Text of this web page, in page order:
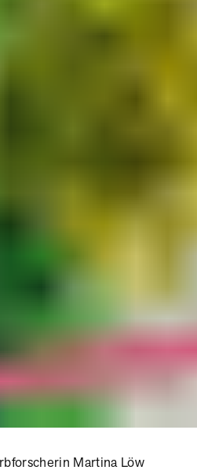
Martina Löw